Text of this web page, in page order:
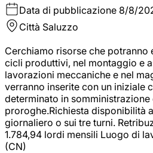
Data di pubblicazione 8/8/
Città Saluzzo
Cerchiamo risorse che potranno
cicli produttivi, nel montaggio e
lavorazioni meccaniche e nel
verranno inserite con un iniziale
determinato in
proroghe.Richiesta disponibilità
giornaliero o sui tre turni.
1.784,94 lordi mensili Luogo di
(CN)